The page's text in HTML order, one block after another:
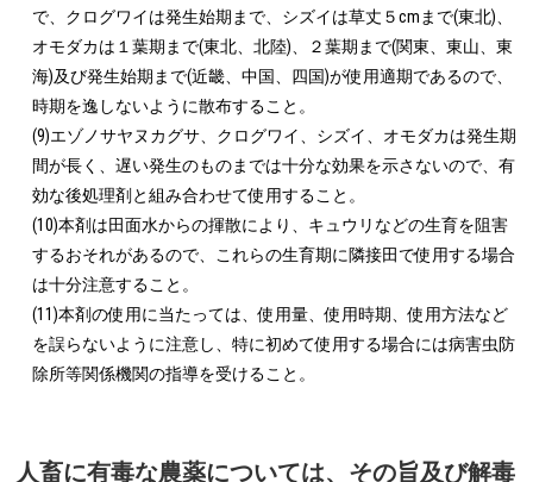
で、クログワイは発生始期まで、シズイは草丈５cmまで(東北)、
オモダカは１葉期まで(東北、北陸)、２葉期まで(関東、東山、東
海)及び発生始期まで(近畿、中国、四国)が使用適期であるので、
時期を逸しないように散布すること。
(9)エゾノサヤヌカグサ、クログワイ、シズイ、オモダカは発生期
間が長く、遅い発生のものまでは十分な効果を示さないので、有
効な後処理剤と組み合わせて使用すること。
(10)本剤は田面水からの揮散により、キュウリなどの生育を阻害
するおそれがあるので、これらの生育期に隣接田で使用する場合
は十分注意すること。
(11)本剤の使用に当たっては、使用量、使用時期、使用方法など
を誤らないように注意し、特に初めて使用する場合には病害虫防
除所等関係機関の指導を受けること。
人畜に有毒な農薬については、その旨及び解毒